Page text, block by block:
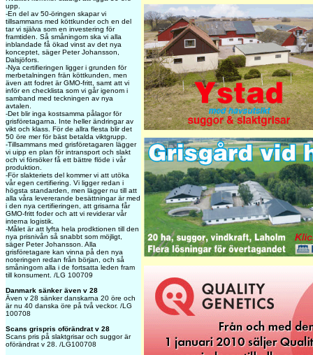
upp.
-En del av 50-öringen skapar vi
tillsammans med köttkunder och en del
tar vi själva som en investering för
framtiden. Så småningom ska vi alla
inblandade få ökad vinst av det nya
konceptet, säger Peter Johansson,
Dalsjöfors.
-Nya certifieringen ligger i grunden för
merbetalningen frän köttkunden, men
även att fodret är GMO-fritt, samt att vi
inför en checklista som vi går igenom i
samband med teckningen av nya
avtalen.
-Det blir inga kostsamma pålagor för
grisföretagarna. Inte heller ändringar av
vikt och klass. För de allra flesta blir det
50 öre mer för bäst betalda viktgrupp.
-Tillsammans med grisföretagaren lägger
vi uipp en plan för intransport och slakt
och vi försöker få ett bättre flöde i vår
produktion.
-För slakteriets del kommer vi att utöka
vår egen certifiering. Vi ligger redan i
högsta standarden, men lägger nu till att
alla våra levererande besättningar är med
i den nya certifieringen, att grisarna får
GMO-fritt foder och att vi reviderar vår
interna logistik.
-Målet är att lyfta hela prodktionen till den
nya prisnivån så snabbt som möjligt,
säger Peter Johansson. Alla
grisföretagare kan vinna på den nya
noteringen redan från början, och så
småningom alla i de fortsatta leden fram
till konsument. /LG 100709
Danmark sänker även v 28
Även v 28 sänker danskarna 20 öre och
är nu 40 danska öre på två veckor. /LG
100708
Scans grispris oförändrat v 28
Scans pris på slaktgrisar och suggor är
oförändrat v 28. /LG100708